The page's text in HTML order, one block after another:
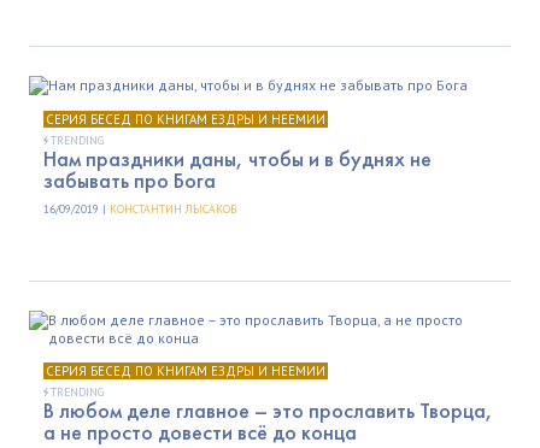
СЕРИЯ БЕСЕД ПО КНИГАМ ЕЗДРЫ И НЕЕМИИ
TRENDING
Нам праздники даны, чтобы и в буднях не
забывать про Бога
16/09/2019 | КОНСТАНТИН ЛЫСАКОВ
СЕРИЯ БЕСЕД ПО КНИГАМ ЕЗДРЫ И НЕЕМИИ
TRENDING
В любом деле главное – это прославить Творца,
а не просто довести всё до конца